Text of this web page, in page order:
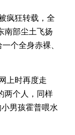
疯狂转载，全
南部尘土飞扬
个全身赤裸、
上时再度走
两个人，同样
男孩霍普喂水